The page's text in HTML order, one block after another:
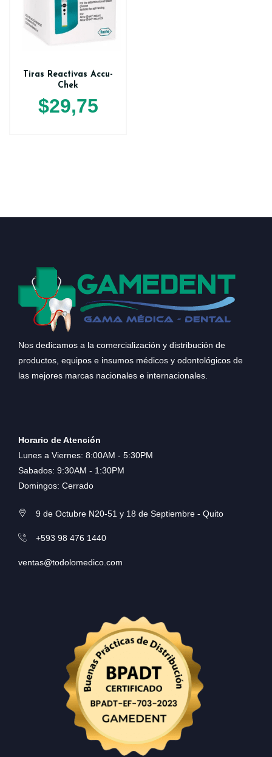
Tiras Reactivas Accu-
Chek
$29,75
Nos dedicamos a la comercialización y distribución de
productos, equipos e insumos médicos y odontológicos de
las mejores marcas nacionales e internacionales.
Horario de Atención
Lunes a Viernes: 8:00AM - 5:30PM
Sabados: 9:30AM - 1:30PM
Domingos: Cerrado
9 de Octubre N20-51 y 18 de Septiembre - Quito
+593 98 476 1440
ventas@todolomedico.com